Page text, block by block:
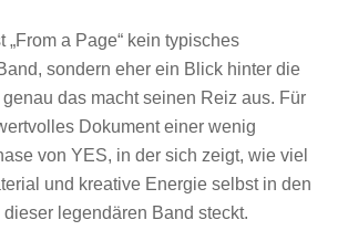
„From a Page“ kein typisches
sondern eher ein Blick hinter die
das macht seinen Reiz aus. Für
Dokument einer wenig
von YES, in der sich zeigt, wie viel
und kreative Energie selbst in den
legendären Band steckt.